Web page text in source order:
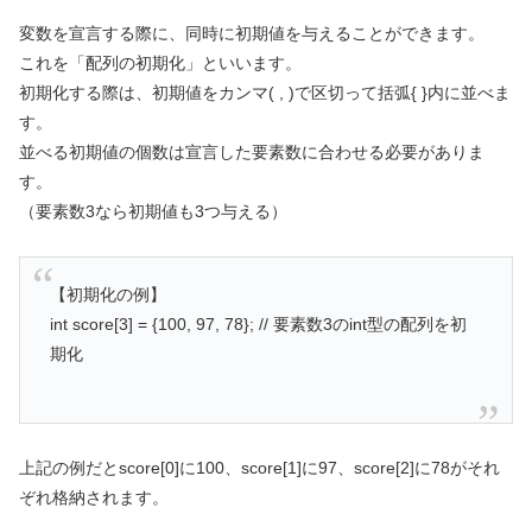
変数を宣言する際に、同時に初期値を与えることができます。
これを「配列の初期化」といいます。
初期化する際は、初期値をカンマ( , )で区切って括弧{ }内に並べま
す。
並べる初期値の個数は宣言した要素数に合わせる必要がありま
す。
（要素数3なら初期値も3つ与える）
【初期化の例】
int score[3] = {100, 97, 78}; // 要素数3のint型の配列を初
期化
上記の例だとscore[0]に100、score[1]に97、score[2]に78がそれ
ぞれ格納されます。